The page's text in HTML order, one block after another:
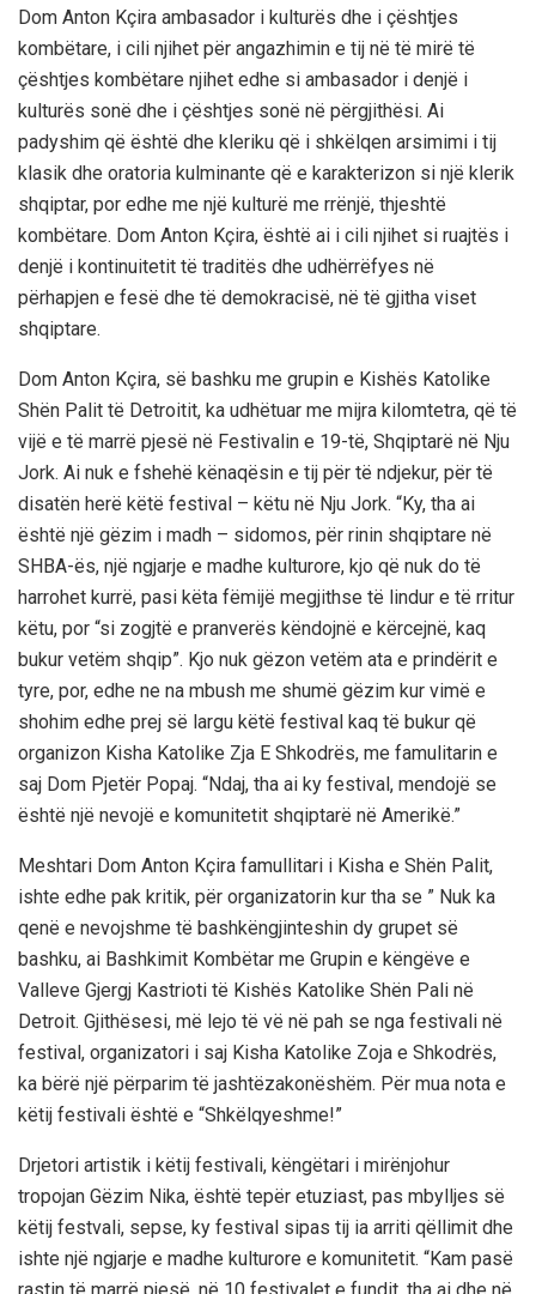
Dom Anton Kçira ambasador i kulturës dhe i çështjes
kombëtare, i cili njihet për angazhimin e tij në të mirë të
çështjes kombëtare njihet edhe si ambasador i denjë i
kulturës sonë dhe i çështjes sonë në përgjithësi. Ai
padyshim që është dhe kleriku që i shkëlqen arsimimi i tij
klasik dhe oratoria kulminante që e karakterizon si një klerik
shqiptar, por edhe me një kulturë me rrënjë, thjeshtë
kombëtare. Dom Anton Kçira, është ai i cili njihet si ruajtës i
denjë i kontinuitetit të traditës dhe udhërrëfyes në
përhapjen e fesë dhe të demokracisë, në të gjitha viset
shqiptare.
Dom Anton Kçira, së bashku me grupin e Kishës Katolike
Shën Palit të Detroitit, ka udhëtuar me mijra kilomtetra, që të
vijë e të marrë pjesë në Festivalin e 19-të, Shqiptarë në Nju
Jork. Ai nuk e fshehë kënaqësin e tij për të ndjekur, për të
disatën herë këtë festival – këtu në Nju Jork. “Ky, tha ai
është një gëzim i madh – sidomos, për rinin shqiptare në
SHBA-ës, një ngjarje e madhe kulturore, kjo që nuk do të
harrohet kurrë, pasi këta fëmijë megjithse të lindur e të rritur
këtu, por “si zogjtë e pranverës këndojnë e kërcejnë, kaq
bukur vetëm shqip”. Kjo nuk gëzon vetëm ata e prindërit e
tyre, por, edhe ne na mbush me shumë gëzim kur vimë e
shohim edhe prej së largu këtë festival kaq të bukur që
organizon Kisha Katolike Zja E Shkodrës, me famulitarin e
saj Dom Pjetër Popaj. “Ndaj, tha ai ky festival, mendojë se
është një nevojë e komunitetit shqiptarë në Amerikë.”
Meshtari Dom Anton Kçira famullitari i Kisha e Shën Palit,
ishte edhe pak kritik, për organizatorin kur tha se ” Nuk ka
qenë e nevojshme të bashkëngjinteshin dy grupet së
bashku, ai Bashkimit Kombëtar me Grupin e këngëve e
Valleve Gjergj Kastrioti të Kishës Katolike Shën Pali në
Detroit. Gjithësesi, më lejo të vë në pah se nga festivali në
festival, organizatori i saj Kisha Katolike Zoja e Shkodrës,
ka bërë një përparim të jashtëzakonëshëm. Për mua nota e
këtij festivali është e “Shkëlqyeshme!”
Drjetori artistik i këtij festivali, këngëtari i mirënjohur
tropojan Gëzim Nika, është tepër etuziast, pas mbylljes së
këtij festvali, sepse, ky festival sipas tij ia arriti qëllimit dhe
ishte një ngjarje e madhe kulturore e komunitetit. “Kam pasë